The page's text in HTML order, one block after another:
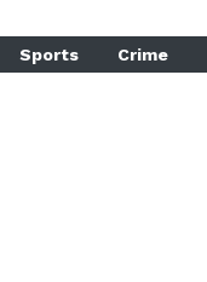
Sports Crime